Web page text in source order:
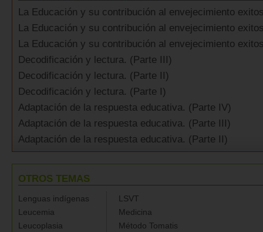
La Educación y su contribución al envejecimiento
La Educación y su contribución al envejecimiento
La Educación y su contribución al envejecimiento
Decodificación y lectura. (Parte III)
Decodificación y lectura. (Parte II)
Decodificación y lectura. (Parte I)
Adaptación de la respuesta educativa. (Parte IV)
Adaptación de la respuesta educativa. (Parte III)
Adaptación de la respuesta educativa. (Parte II)
OTROS TEMAS
Lenguas indígenas
Leucemia
Leucoplasia
LSVT
Medicina
Método Tomatis